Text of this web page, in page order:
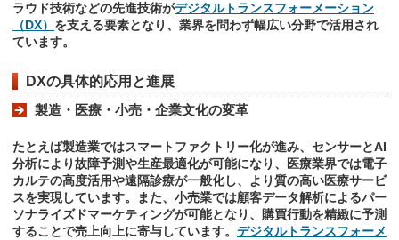
ラウド技術などの先進技術がデジタルトランスフォーメーション
（DX） を支える要素となり、業界を問わず幅広い分野で活用され
ています。
DXの具体的応用と進展
製造・医療・小売・企業文化の変革
たとえば製造業ではスマートファクトリー化が進み、センサーとAI
分析により故障予測や生産最適化が可能になり、医療業界では電子
カルテの高度活用や遠隔診療が一般化し、より質の高い医療サービ
スを実現しています。また、小売業では顧客データ解析によるパー
ソナライズドマーケティングが可能となり、購買行動を精緻に予測
することで売上向上に寄与しています。 デジタルトランスフォーメ